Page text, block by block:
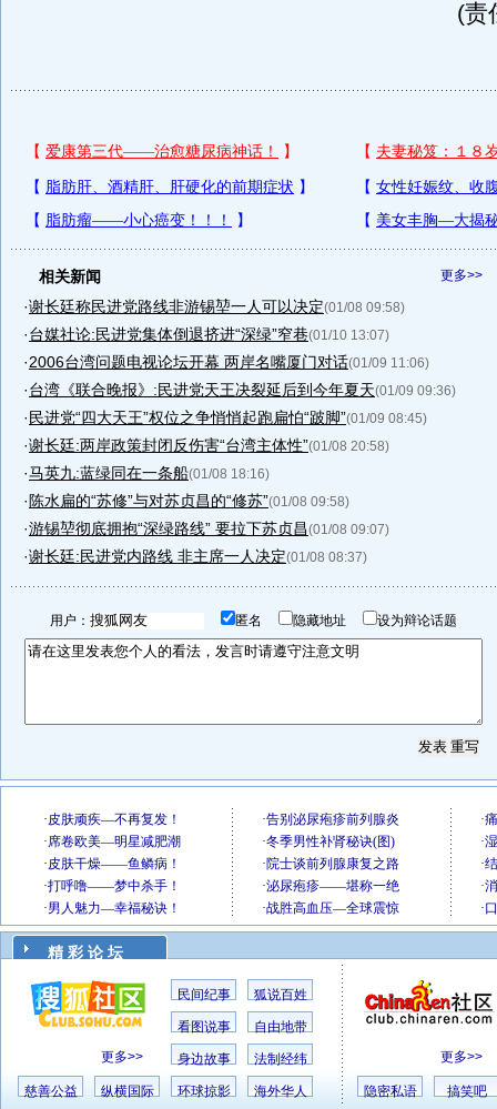
(责
更多>>
相关新闻
·谢长廷称民进党路线非游锡堃一人可以决定(01/08 09:58)
·台媒社论:民进党集体倒退挤进“深绿”窄巷(01/10 13:07)
·2006台湾问题电视论坛开幕 两岸名嘴厦门对话(01/09 11:06)
·台湾《联合晚报》:民进党天王决裂延后到今年夏天(01/09 09:36)
· 民进党“四大天王”权位之争悄悄起跑扁怕“跛脚”(01/09 08:45)
·谢长廷:两岸政策封闭反伤害“台湾主体性”(01/08 20:58)
·马英九:蓝绿同在一条船(01/08 18:16)
· 陈水扁的“苏修”与对苏贞昌的“修苏”(01/08 09:58)
·游锡堃彻底拥抱“深绿路线” 要拉下苏贞昌(01/08 09:07)
·谢长廷:民进党内路线 非主席一人决定(01/08 08:37)
用户： 匿名 隐藏地址 设为辩论话题
精 彩 论 坛
更多>>
民间纪事 狐说百姓
看图说事 自由地带
身边故事 法制经纬
慈善公益 纵横国际 环球掠影 海外华人
更多>>
隐密私语 搞笑吧